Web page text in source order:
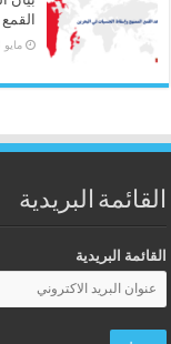
مايو 13, 2026
القائمة البريدية
القائمة البريدية